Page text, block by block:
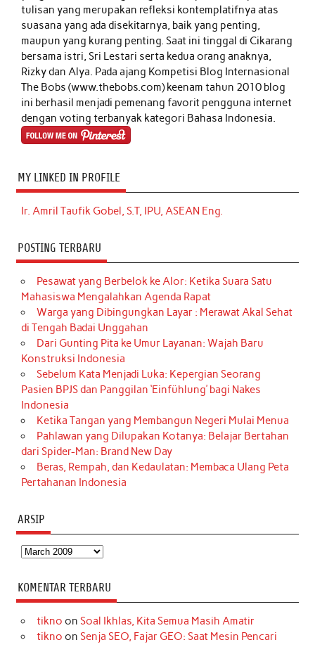
tulisan yang merupakan refleksi kontemplatifnya atas
suasana yang ada disekitarnya, baik yang penting,
maupun yang kurang penting. Saat ini tinggal di Cikarang
bersama istri, Sri Lestari serta kedua orang anaknya,
Rizky dan Alya. Pada ajang Kompetisi Blog Internasional
The Bobs (www.thebobs.com) keenam tahun 2010 blog
ini berhasil menjadi pemenang favorit pengguna internet
dengan voting terbanyak kategori Bahasa Indonesia.
MY LINKED IN PROFILE
Ir. Amril Taufik Gobel, S.T, IPU, ASEAN Eng.
POSTING TERBARU
Pesawat yang Berbelok ke Alor: Ketika Suara Satu
Mahasiswa Mengalahkan Agenda Rapat
Warga yang Dibingungkan Layar : Merawat Akal Sehat
di Tengah Badai Unggahan
Dari Gunting Pita ke Umur Layanan: Wajah Baru
Konstruksi Indonesia
Sebelum Kata Menjadi Luka: Kepergian Seorang
Pasien BPJS dan Panggilan ‘Einfühlung’ bagi Nakes
Indonesia
Ketika Tangan yang Membangun Negeri Mulai Menua
Pahlawan yang Dilupakan Kotanya: Belajar Bertahan
dari Spider-Man: Brand New Day
Beras, Rempah, dan Kedaulatan: Membaca Ulang Peta
Pertahanan Indonesia
ARSIP
Arsip
KOMENTAR TERBARU
tikno on Soal Ikhlas, Kita Semua Masih Amatir
tikno on Senja SEO, Fajar GEO: Saat Mesin Pencari